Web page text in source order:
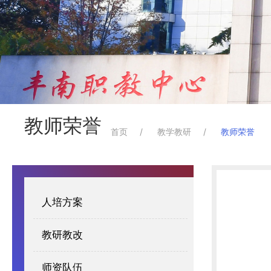
教师荣誉 首页 教学教研 教师荣誉
人培方案
教研教改
师资队伍